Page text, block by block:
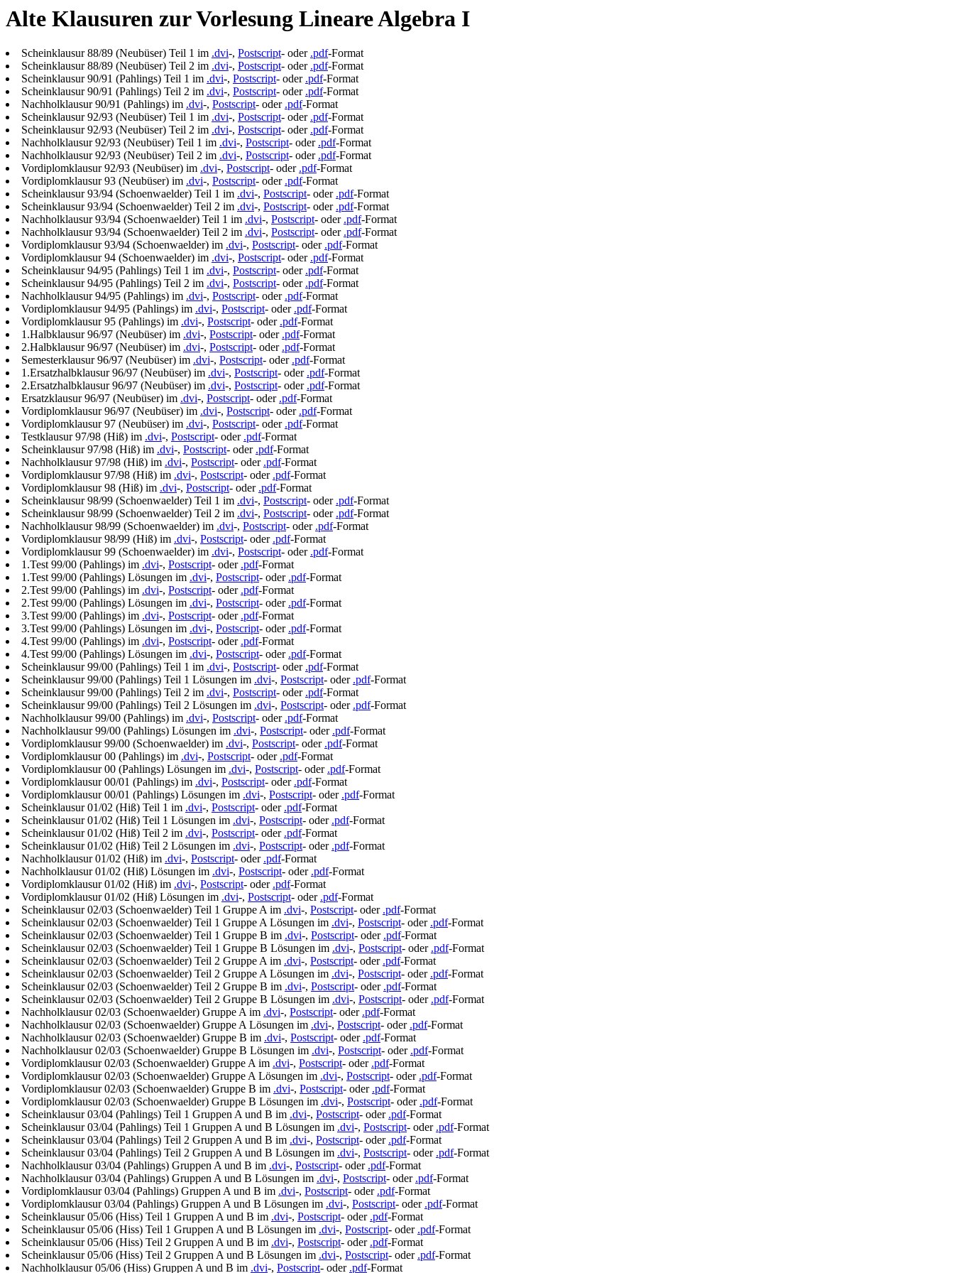
Alte Klausuren zur Vorlesung Lineare Algebra I
Scheinklausur 88/89 (Neubüser) Teil 1 im .dvi-, Postscript- oder .pdf-Format
Scheinklausur 88/89 (Neubüser) Teil 2 im .dvi-, Postscript- oder .pdf-Format
Scheinklausur 90/91 (Pahlings) Teil 1 im .dvi-, Postscript- oder .pdf-Format
Scheinklausur 90/91 (Pahlings) Teil 2 im .dvi-, Postscript- oder .pdf-Format
Nachholklausur 90/91 (Pahlings) im .dvi-, Postscript- oder .pdf-Format
Scheinklausur 92/93 (Neubüser) Teil 1 im .dvi-, Postscript- oder .pdf-Format
Scheinklausur 92/93 (Neubüser) Teil 2 im .dvi-, Postscript- oder .pdf-Format
Nachholklausur 92/93 (Neubüser) Teil 1 im .dvi-, Postscript- oder .pdf-Format
Nachholklausur 92/93 (Neubüser) Teil 2 im .dvi-, Postscript- oder .pdf-Format
Vordiplomklausur 92/93 (Neubüser) im .dvi-, Postscript- oder .pdf-Format
Vordiplomklausur 93 (Neubüser) im .dvi-, Postscript- oder .pdf-Format
Scheinklausur 93/94 (Schoenwaelder) Teil 1 im .dvi-, Postscript- oder .pdf-Format
Scheinklausur 93/94 (Schoenwaelder) Teil 2 im .dvi-, Postscript- oder .pdf-Format
Nachholklausur 93/94 (Schoenwaelder) Teil 1 im .dvi-, Postscript- oder .pdf-Format
Nachholklausur 93/94 (Schoenwaelder) Teil 2 im .dvi-, Postscript- oder .pdf-Format
Vordiplomklausur 93/94 (Schoenwaelder) im .dvi-, Postscript- oder .pdf-Format
Vordiplomklausur 94 (Schoenwaelder) im .dvi-, Postscript- oder .pdf-Format
Scheinklausur 94/95 (Pahlings) Teil 1 im .dvi-, Postscript- oder .pdf-Format
Scheinklausur 94/95 (Pahlings) Teil 2 im .dvi-, Postscript- oder .pdf-Format
Nachholklausur 94/95 (Pahlings) im .dvi-, Postscript- oder .pdf-Format
Vordiplomklausur 94/95 (Pahlings) im .dvi-, Postscript- oder .pdf-Format
Vordiplomklausur 95 (Pahlings) im .dvi-, Postscript- oder .pdf-Format
1.Halbklausur 96/97 (Neubüser) im .dvi-, Postscript- oder .pdf-Format
2.Halbklausur 96/97 (Neubüser) im .dvi-, Postscript- oder .pdf-Format
Semesterklausur 96/97 (Neubüser) im .dvi-, Postscript- oder .pdf-Format
1.Ersatzhalbklausur 96/97 (Neubüser) im .dvi-, Postscript- oder .pdf-Format
2.Ersatzhalbklausur 96/97 (Neubüser) im .dvi-, Postscript- oder .pdf-Format
Ersatzklausur 96/97 (Neubüser) im .dvi-, Postscript- oder .pdf-Format
Vordiplomklausur 96/97 (Neubüser) im .dvi-, Postscript- oder .pdf-Format
Vordiplomklausur 97 (Neubüser) im .dvi-, Postscript- oder .pdf-Format
Testklausur 97/98 (Hiß) im .dvi-, Postscript- oder .pdf-Format
Scheinklausur 97/98 (Hiß) im .dvi-, Postscript- oder .pdf-Format
Nachholklausur 97/98 (Hiß) im .dvi-, Postscript- oder .pdf-Format
Vordiplomklausur 97/98 (Hiß) im .dvi-, Postscript- oder .pdf-Format
Vordiplomklausur 98 (Hiß) im .dvi-, Postscript- oder .pdf-Format
Scheinklausur 98/99 (Schoenwaelder) Teil 1 im .dvi-, Postscript- oder .pdf-Format
Scheinklausur 98/99 (Schoenwaelder) Teil 2 im .dvi-, Postscript- oder .pdf-Format
Nachholklausur 98/99 (Schoenwaelder) im .dvi-, Postscript- oder .pdf-Format
Vordiplomklausur 98/99 (Hiß) im .dvi-, Postscript- oder .pdf-Format
Vordiplomklausur 99 (Schoenwaelder) im .dvi-, Postscript- oder .pdf-Format
1.Test 99/00 (Pahlings) im .dvi-, Postscript- oder .pdf-Format
1.Test 99/00 (Pahlings) Lösungen im .dvi-, Postscript- oder .pdf-Format
2.Test 99/00 (Pahlings) im .dvi-, Postscript- oder .pdf-Format
2.Test 99/00 (Pahlings) Lösungen im .dvi-, Postscript- oder .pdf-Format
3.Test 99/00 (Pahlings) im .dvi-, Postscript- oder .pdf-Format
3.Test 99/00 (Pahlings) Lösungen im .dvi-, Postscript- oder .pdf-Format
4.Test 99/00 (Pahlings) im .dvi-, Postscript- oder .pdf-Format
4.Test 99/00 (Pahlings) Lösungen im .dvi-, Postscript- oder .pdf-Format
Scheinklausur 99/00 (Pahlings) Teil 1 im .dvi-, Postscript- oder .pdf-Format
Scheinklausur 99/00 (Pahlings) Teil 1 Lösungen im .dvi-, Postscript- oder .pdf-Format
Scheinklausur 99/00 (Pahlings) Teil 2 im .dvi-, Postscript- oder .pdf-Format
Scheinklausur 99/00 (Pahlings) Teil 2 Lösungen im .dvi-, Postscript- oder .pdf-Format
Nachholklausur 99/00 (Pahlings) im .dvi-, Postscript- oder .pdf-Format
Nachholklausur 99/00 (Pahlings) Lösungen im .dvi-, Postscript- oder .pdf-Format
Vordiplomklausur 99/00 (Schoenwaelder) im .dvi-, Postscript- oder .pdf-Format
Vordiplomklausur 00 (Pahlings) im .dvi-, Postscript- oder .pdf-Format
Vordiplomklausur 00 (Pahlings) Lösungen im .dvi-, Postscript- oder .pdf-Format
Vordiplomklausur 00/01 (Pahlings) im .dvi-, Postscript- oder .pdf-Format
Vordiplomklausur 00/01 (Pahlings) Lösungen im .dvi-, Postscript- oder .pdf-Format
Scheinklausur 01/02 (Hiß) Teil 1 im .dvi-, Postscript- oder .pdf-Format
Scheinklausur 01/02 (Hiß) Teil 1 Lösungen im .dvi-, Postscript- oder .pdf-Format
Scheinklausur 01/02 (Hiß) Teil 2 im .dvi-, Postscript- oder .pdf-Format
Scheinklausur 01/02 (Hiß) Teil 2 Lösungen im .dvi-, Postscript- oder .pdf-Format
Nachholklausur 01/02 (Hiß) im .dvi-, Postscript- oder .pdf-Format
Nachholklausur 01/02 (Hiß) Lösungen im .dvi-, Postscript- oder .pdf-Format
Vordiplomklausur 01/02 (Hiß) im .dvi-, Postscript- oder .pdf-Format
Vordiplomklausur 01/02 (Hiß) Lösungen im .dvi-, Postscript- oder .pdf-Format
Scheinklausur 02/03 (Schoenwaelder) Teil 1 Gruppe A im .dvi-, Postscript- oder .pdf-Format
Scheinklausur 02/03 (Schoenwaelder) Teil 1 Gruppe A Lösungen im .dvi-, Postscript- oder .pdf-Format
Scheinklausur 02/03 (Schoenwaelder) Teil 1 Gruppe B im .dvi-, Postscript- oder .pdf-Format
Scheinklausur 02/03 (Schoenwaelder) Teil 1 Gruppe B Lösungen im .dvi-, Postscript- oder .pdf-Format
Scheinklausur 02/03 (Schoenwaelder) Teil 2 Gruppe A im .dvi-, Postscript- oder .pdf-Format
Scheinklausur 02/03 (Schoenwaelder) Teil 2 Gruppe A Lösungen im .dvi-, Postscript- oder .pdf-Format
Scheinklausur 02/03 (Schoenwaelder) Teil 2 Gruppe B im .dvi-, Postscript- oder .pdf-Format
Scheinklausur 02/03 (Schoenwaelder) Teil 2 Gruppe B Lösungen im .dvi-, Postscript- oder .pdf-Format
Nachholklausur 02/03 (Schoenwaelder) Gruppe A im .dvi-, Postscript- oder .pdf-Format
Nachholklausur 02/03 (Schoenwaelder) Gruppe A Lösungen im .dvi-, Postscript- oder .pdf-Format
Nachholklausur 02/03 (Schoenwaelder) Gruppe B im .dvi-, Postscript- oder .pdf-Format
Nachholklausur 02/03 (Schoenwaelder) Gruppe B Lösungen im .dvi-, Postscript- oder .pdf-Format
Vordiplomklausur 02/03 (Schoenwaelder) Gruppe A im .dvi-, Postscript- oder .pdf-Format
Vordiplomklausur 02/03 (Schoenwaelder) Gruppe A Lösungen im .dvi-, Postscript- oder .pdf-Format
Vordiplomklausur 02/03 (Schoenwaelder) Gruppe B im .dvi-, Postscript- oder .pdf-Format
Vordiplomklausur 02/03 (Schoenwaelder) Gruppe B Lösungen im .dvi-, Postscript- oder .pdf-Format
Scheinklausur 03/04 (Pahlings) Teil 1 Gruppen A und B im .dvi-, Postscript- oder .pdf-Format
Scheinklausur 03/04 (Pahlings) Teil 1 Gruppen A und B Lösungen im .dvi-, Postscript- oder .pdf-Format
Scheinklausur 03/04 (Pahlings) Teil 2 Gruppen A und B im .dvi-, Postscript- oder .pdf-Format
Scheinklausur 03/04 (Pahlings) Teil 2 Gruppen A und B Lösungen im .dvi-, Postscript- oder .pdf-Format
Nachholklausur 03/04 (Pahlings) Gruppen A und B im .dvi-, Postscript- oder .pdf-Format
Nachholklausur 03/04 (Pahlings) Gruppen A und B Lösungen im .dvi-, Postscript- oder .pdf-Format
Vordiplomklausur 03/04 (Pahlings) Gruppen A und B im .dvi-, Postscript- oder .pdf-Format
Vordiplomklausur 03/04 (Pahlings) Gruppen A und B Lösungen im .dvi-, Postscript- oder .pdf-Format
Scheinklausur 05/06 (Hiss) Teil 1 Gruppen A und B im .dvi-, Postscript- oder .pdf-Format
Scheinklausur 05/06 (Hiss) Teil 1 Gruppen A und B Lösungen im .dvi-, Postscript- oder .pdf-Format
Scheinklausur 05/06 (Hiss) Teil 2 Gruppen A und B im .dvi-, Postscript- oder .pdf-Format
Scheinklausur 05/06 (Hiss) Teil 2 Gruppen A und B Lösungen im .dvi-, Postscript- oder .pdf-Format
Nachholklausur 05/06 (Hiss) Gruppen A und B im .dvi-, Postscript- oder .pdf-Format